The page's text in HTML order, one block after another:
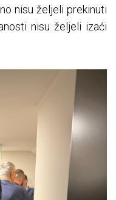
nisu željeli prekinuti
nisu željeli izaći